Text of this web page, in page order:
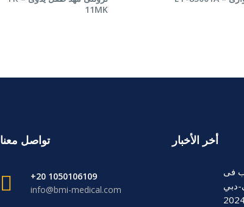
11MK
تواصل معنا
1050106109 20+
info@bmi-medical.com
أخر الأخبار
فى
دبي